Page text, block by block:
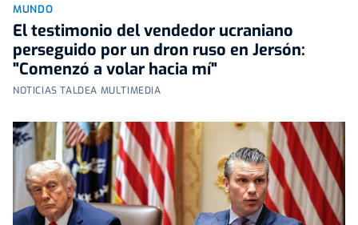
MUNDO
El testimonio del vendedor ucraniano
perseguido por un dron ruso en Jersón:
"Comenzó a volar hacia mí"
NOTICIAS TALDEA MULTIMEDIA